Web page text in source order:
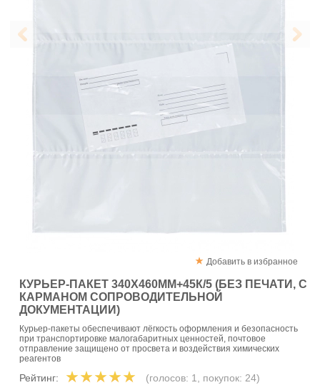
Добавить в избранное
КУРЬЕР-ПАКЕТ 340Х460ММ+45К/5 (БЕЗ ПЕЧАТИ, С
КАРМАНОМ СОПРОВОДИТЕЛЬНОЙ
ДОКУМЕНТАЦИИ)
Курьер-пакеты обеспечивают лёгкость оформления и безопасность
при транспортировке малогабаритных ценностей, почтовое
отправление защищено от просвета и воздействия химических
реагентов
Рейтинг: (голосов: 1, покупок: 24)